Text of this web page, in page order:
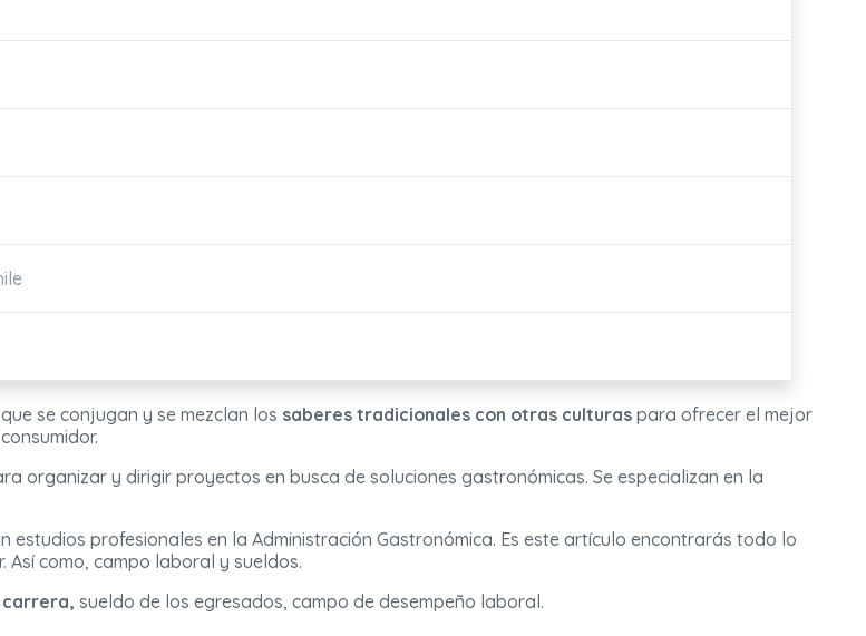
se conjugan y se mezclan los saberes tradicionales con otras culturas para ofrecer el mejor
organizar y dirigir proyectos en busca de soluciones gastronómicas. Se especializan en la
profesionales en la Administración Gastronómica. Es este artículo encontrarás todo lo
como, campo laboral y sueldos.
carrera, sueldo de los egresados, campo de desempeño laboral.